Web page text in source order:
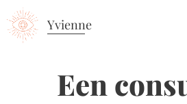
Yvienne
Een